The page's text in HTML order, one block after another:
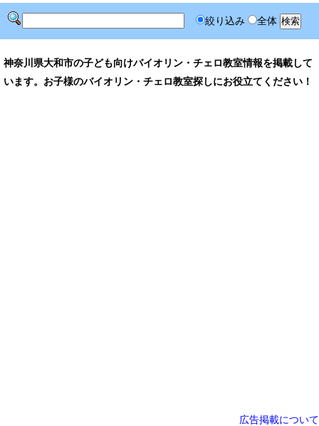
絞り込み 全体
神奈川県大和市の子ども向けバイオリン・チェロ教室情報を掲載して
います。お子様のバイオリン・チェロ教室探しにお役立てください！
広告掲載について